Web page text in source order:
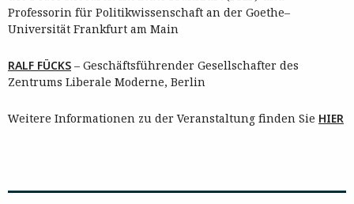
Professorin für Politikwissenschaft an der Goethe–
Universität Frankfurt am Main
RALF FÜCKS – Geschäftsführender Gesellschafter des
Zentrums Liberale Moderne, Berlin
Weitere Informationen zu der Veranstaltung finden Sie HIER